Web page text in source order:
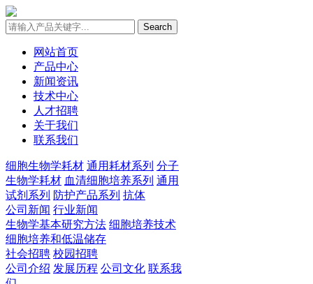
Search
网站首页
产品中心
新闻资讯
技术中心
人才招聘
关于我们
联系我们
细胞生物学耗材 通用耗材系列 分子
生物学耗材 血清细胞培养系列 通用
试剂系列 防护产品系列 抗体
公司新闻 行业新闻
生物学基本研究方法 细胞培养技术
细胞培养和低温储存
社会招聘 校园招聘
公司介绍 发展历程 公司文化 联系我